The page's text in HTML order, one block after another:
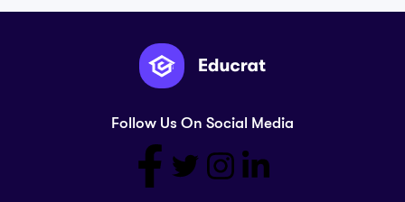
Follow Us On Social Media